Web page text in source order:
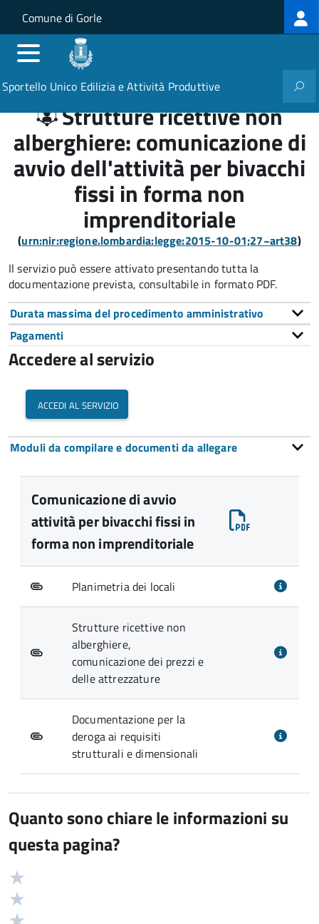
Salta al contenuto principale
Skip to site navigation
Comune di Gorle
Sportello Unico Edilizia e Attività Produttive
Strutture ricettive non
alberghiere: comunicazione di
avvio dell'attività per bivacchi
fissi in forma non
imprenditoriale
(urn:nir:regione.lombardia:legge:2015-10-01;27~art38)
Il servizio può essere attivato presentando tutta la
documentazione prevista, consultabile in formato PDF.
Durata massima del procedimento amministrativo
Pagamenti
Accedere al servizio
accedi al servizio
Moduli da compilare e documenti da allegare
Comunicazione di avvio
attività per bivacchi fissi in
forma non imprenditoriale
Planimetria dei locali
Strutture ricettive non
alberghiere,
comunicazione dei prezzi e
delle attrezzature
Documentazione per la
deroga ai requisiti
strutturali e dimensionali
Quanto sono chiare le informazioni su
questa pagina?
Valutazione